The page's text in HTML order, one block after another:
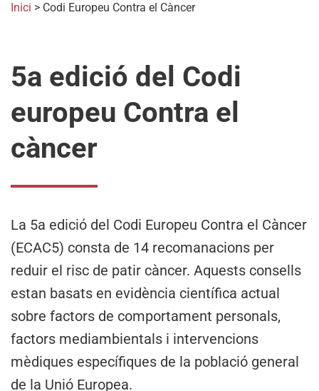
Inici > Codi Europeu Contra el Càncer
5a edició del Codi
europeu Contra el
càncer
La 5a edició del Codi Europeu Contra el Càncer
(ECAC5) consta de 14 recomanacions per
reduir el risc de patir càncer. Aquests consells
estan basats en evidència científica actual
sobre factors de comportament personals,
factors mediambientals i intervencions
mèdiques específiques de la població general
de la Unió Europea.